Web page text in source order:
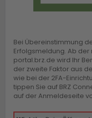
Bei Übereinstimmung
Erfolgsmeldung. Ab
portal.brz.de wird Ihr
der zweite Faktor aus
wie bei der 2FA-
tippen Sie auf BRZ
auf der Anmeldeseite